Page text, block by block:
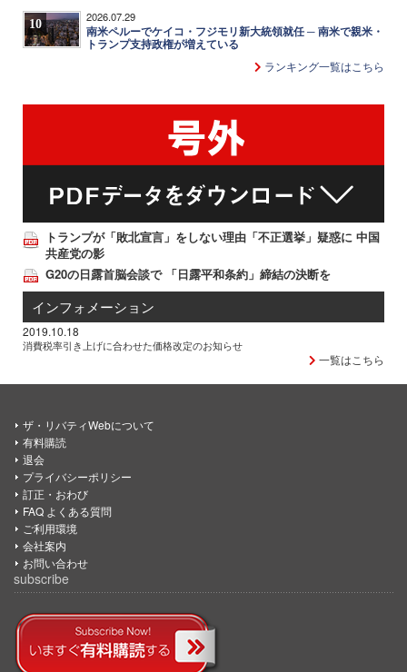
10 2026.07.29
南米ペルーでケイコ・フジモリ新大統領就任 ─ 南米で親米・
トランプ支持政権が増えている
ランキング一覧はこちら
トランプが「敗北宣言」をしない理由「不正選挙」疑惑に 中国
共産党の影
G20の日露首脳会談で 「日露平和条約」締結の決断を
インフォメーション
2019.10.18
消費税率引き上げに合わせた価格改定のお知らせ
一覧はこちら
ザ・リバティWebについて
有料購読
退会
プライバシーポリシー
訂正・おわび
FAQ よくある質問
ご利用環境
会社案内
お問い合わせ
subscribe